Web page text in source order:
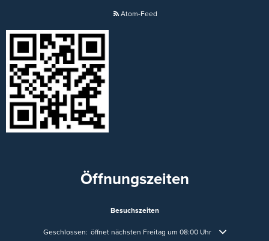
Atom-Feed
Öffnungszeiten
Besuchszeiten
Klicken, um weitere Öffnungs- oder Schließzeiten auszublenden
Geschlossen: öffnet nächsten Freitag um 08:00 Uhr